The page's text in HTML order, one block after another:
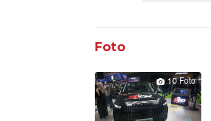
Foto
10 Foto